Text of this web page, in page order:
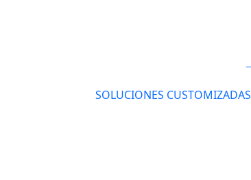
SOLUCIONES CUSTOMIZADAS